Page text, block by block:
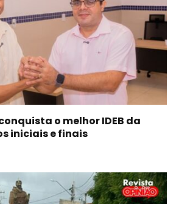
o melhor IDEB da
iniciais e finais